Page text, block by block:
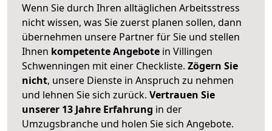
Wenn Sie durch Ihren alltäglichen Arbeitsstress
nicht wissen, was Sie zuerst planen sollen, dann
übernehmen unsere Partner für Sie und stellen
Ihnen kompetente Angebote in Villingen
Schwenningen mit einer Checkliste. Zögern Sie
nicht, unsere Dienste in Anspruch zu nehmen
und lehnen Sie sich zurück. Vertrauen Sie
unserer 13 Jahre Erfahrung in der
Umzugsbranche und holen Sie sich Angebote.